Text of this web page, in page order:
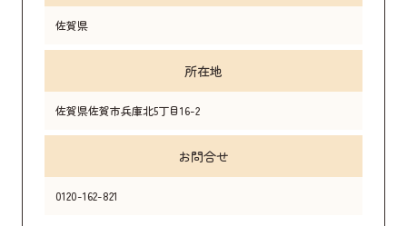
佐賀県
所在地
佐賀県佐賀市兵庫北5丁目16-2
お問合せ
0120-162-821